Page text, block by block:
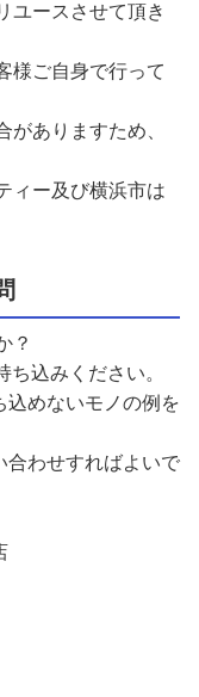
ユースさせて頂き
様ご自身で行って
ありますため、
ィー及び横浜市は
？
込みください。
込めないモノの例を
合わせすればよいで